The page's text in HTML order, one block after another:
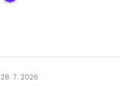
28. 7. 2026